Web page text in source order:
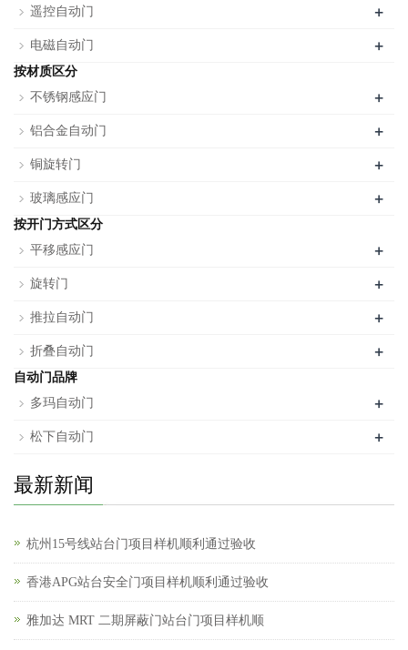
遥控自动门 +
电磁自动门 +
按材质区分
不锈钢感应门
+
铝合金自动门 +
铜旋转门 +
玻璃感应门 +
按开门方式区分
平移感应门
+
旋转门 +
推拉自动门 +
折叠自动门 +
自动门品牌
多玛自动门
+
松下自动门 +
最新新闻
杭州15号线站台门项目样机顺利通过验收
香港APG站台安全门项目样机顺利通过验收
雅加达 MRT 二期屏蔽门站台门项目样机顺